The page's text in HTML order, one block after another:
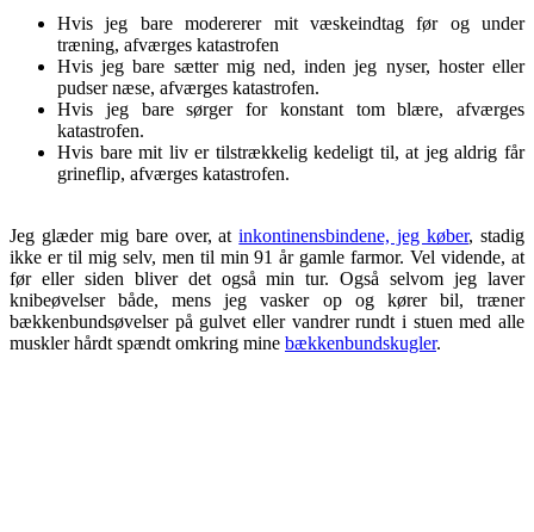
Hvis jeg bare modererer mit væskeindtag før og under
træning, afværges katastrofen
Hvis jeg bare sætter mig ned, inden jeg nyser, hoster eller
pudser næse, afværges katastrofen.
Hvis jeg bare sørger for konstant tom blære, afværges
katastrofen.
Hvis bare mit liv er tilstrækkelig kedeligt til, at jeg aldrig får
grineflip, afværges katastrofen.
Jeg glæder mig bare over, atinkontinensbindene, jeg køber, stadig
ikke er til mig selv, men til min 91 år gamle farmor. Vel vidende, at
før eller siden bliver det også min tur. Også selvom jeg laver
knibeøvelser både, mens jeg vasker op og kører bil, træner
bækkenbundsøvelser på gulvet eller vandrer rundt i stuen med alle
muskler hårdt spændt omkring mine bækkenbundskugler.